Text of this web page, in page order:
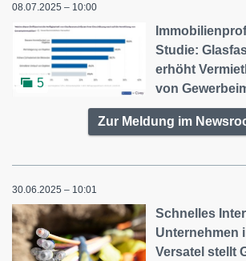
08.07.2025 – 10:00
5
Studie:
erhöht
von
Zur Meldung im
30.06.2025 – 10:01
Schnelles
Unternehmen
Versatel stellt